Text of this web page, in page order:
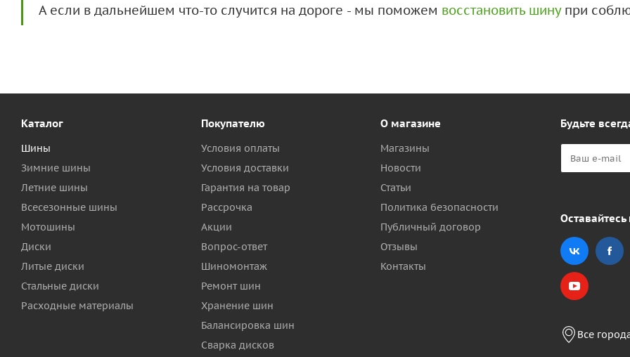
А если в дальнейшем что-то случится на дороге - мы поможем восстановить шинупри
Каталог
Шины
Зимние шины
Летние шины
Всесезонные шины
Мотошины
Диски
Литые диски
Стальные диски
Расходные материалы
Покупателю
Условия оплаты
Условия доставки
Гарантия на товар
Рассрочка
Акции
Вопрос-ответ
Шиномонтаж
Ремонт шин
Хранение шин
Балансировка шин
Сварка дисков
О магазине
Магазины
Новости
Статьи
Политика безопасности
Публичный договор
Отзывы
Контакты
Будьте
Оставайтесь
Все